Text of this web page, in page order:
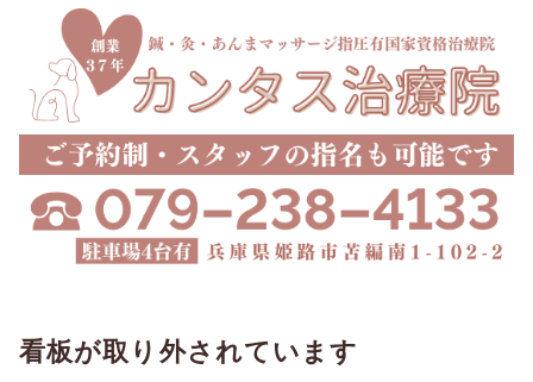
看板が取り外されています